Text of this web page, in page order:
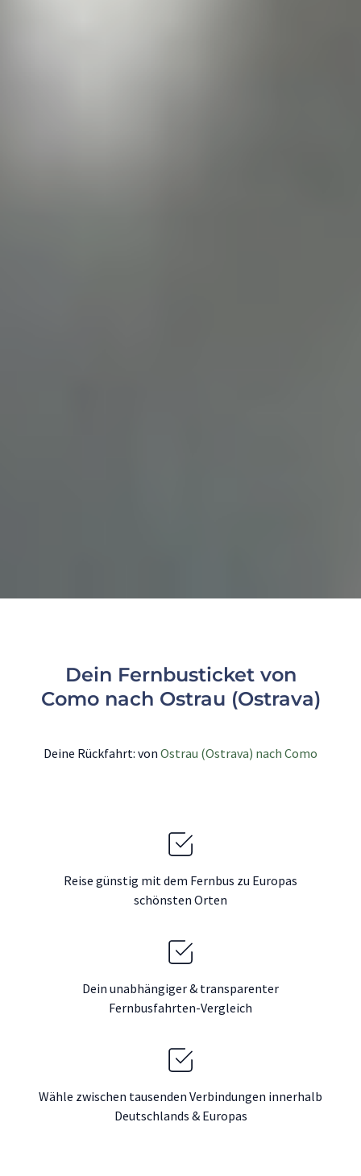
Dein Fernbusticket von
Como nach Ostrau (Ostrava)
Deine Rückfahrt: von Ostrau (Ostrava) nach Como
Reise günstig mit dem Fernbus zu Europas
schönsten Orten
Dein unabhängiger & transparenter
Fernbusfahrten-Vergleich
Wähle zwischen tausenden Verbindungen innerhalb
Deutschlands & Europas